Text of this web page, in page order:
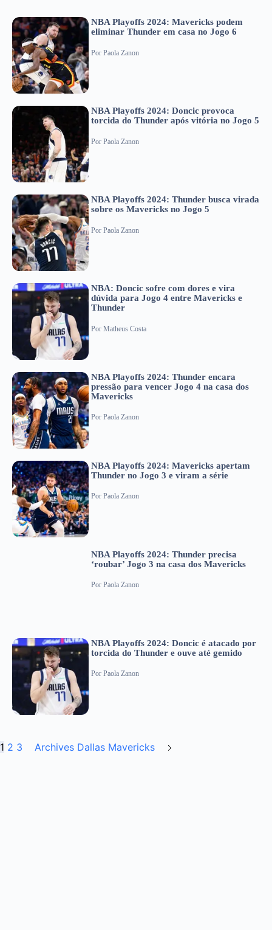
NBA Playoffs 2024: Mavericks podem
eliminar Thunder em casa no Jogo 6
Por Paola Zanon
NBA Playoffs 2024: Doncic provoca
torcida do Thunder após vitória no Jogo 5
Por Paola Zanon
NBA Playoffs 2024: Thunder busca virada
sobre os Mavericks no Jogo 5
Por Paola Zanon
NBA: Doncic sofre com dores e vira
dúvida para Jogo 4 entre Mavericks e
Thunder
Por Matheus Costa
NBA Playoffs 2024: Thunder encara
pressão para vencer Jogo 4 na casa dos
Mavericks
Por Paola Zanon
NBA Playoffs 2024: Mavericks apertam
Thunder no Jogo 3 e viram a série
Por Paola Zanon
NBA Playoffs 2024: Thunder precisa
‘roubar’ Jogo 3 na casa dos Mavericks
Por Paola Zanon
NBA Playoffs 2024: Doncic é atacado por
torcida do Thunder e ouve até gemido
Por Paola Zanon
1 2 3 Archives Dallas Mavericks